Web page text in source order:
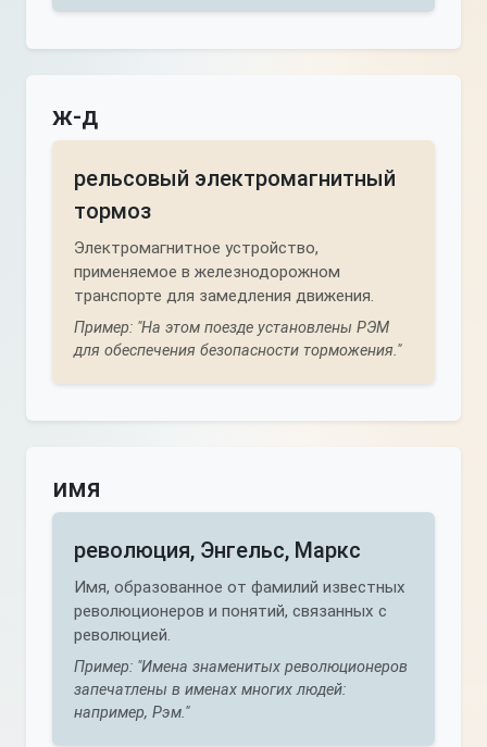
ж-д
рельсовый электромагнитный
тормоз
Электромагнитное устройство,
применяемое в железнодорожном
транспорте для замедления движения.
Пример: "На этом поезде установлены РЭМ
для обеспечения безопасности торможения."
имя
революция, Энгельс, Маркс
Имя, образованное от фамилий известных
революционеров и понятий, связанных с
революцией.
Пример: "Имена знаменитых революционеров
запечатлены в именах многих людей:
например, Рэм."